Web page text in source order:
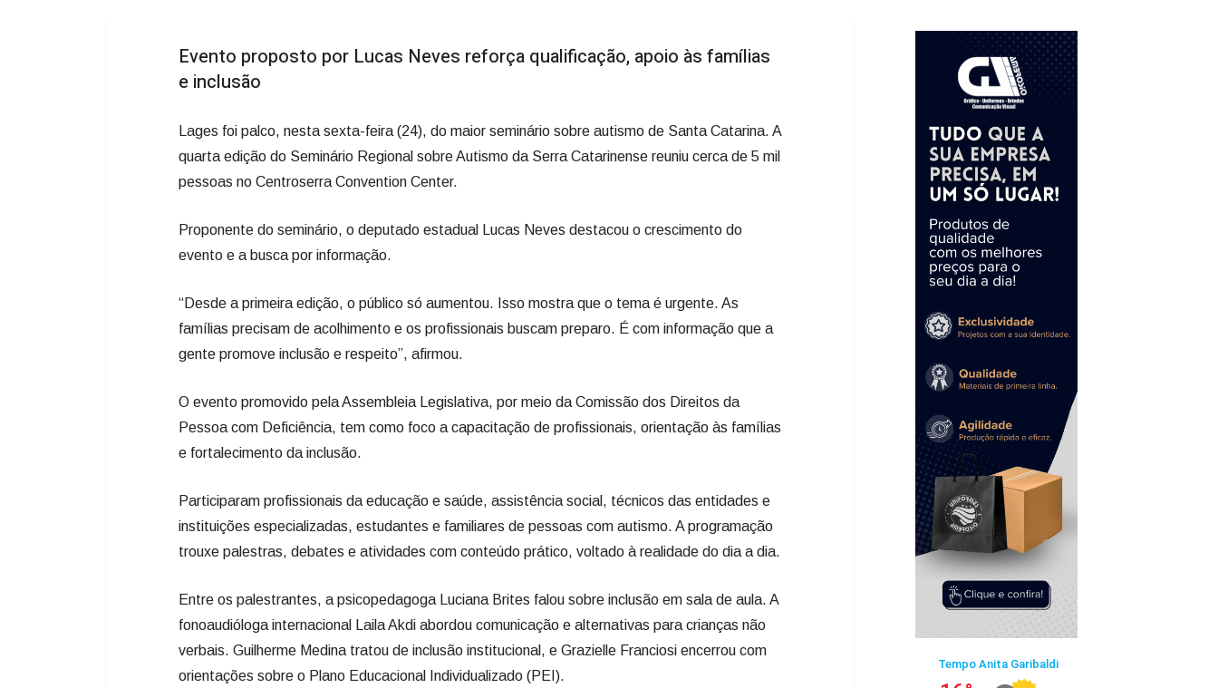
Evento proposto por Lucas Neves reforça qualificação, apoio às famílias
e inclusão
Lages foi palco, nesta sexta-feira (24), do maior seminário sobre autismo de Santa Catarina. A
quarta edição do Seminário Regional sobre Autismo da Serra Catarinense reuniu cerca de 5 mil
pessoas no Centroserra Convention Center.
Proponente do seminário, o deputado estadual Lucas Neves destacou o crescimento do
evento e a busca por informação.
“Desde a primeira edição, o público só aumentou. Isso mostra que o tema é urgente. As
famílias precisam de acolhimento e os profissionais buscam preparo. É com informação que a
gente promove inclusão e respeito”, afirmou.
O evento promovido pela Assembleia Legislativa, por meio da Comissão dos Direitos da
Pessoa com Deficiência, tem como foco a capacitação de profissionais, orientação às famílias
e fortalecimento da inclusão.
Participaram profissionais da educação e saúde, assistência social, técnicos das entidades e
instituições especializadas, estudantes e familiares de pessoas com autismo. A programação
trouxe palestras, debates e atividades com conteúdo prático, voltado à realidade do dia a dia.
Entre os palestrantes, a psicopedagoga Luciana Brites falou sobre inclusão em sala de aula. A
fonoaudióloga internacional Laila Akdi abordou comunicação e alternativas para crianças não
verbais. Guilherme Medina tratou de inclusão institucional, e Grazielle Franciosi encerrou com
orientações sobre o Plano Educacional Individualizado (PEI).